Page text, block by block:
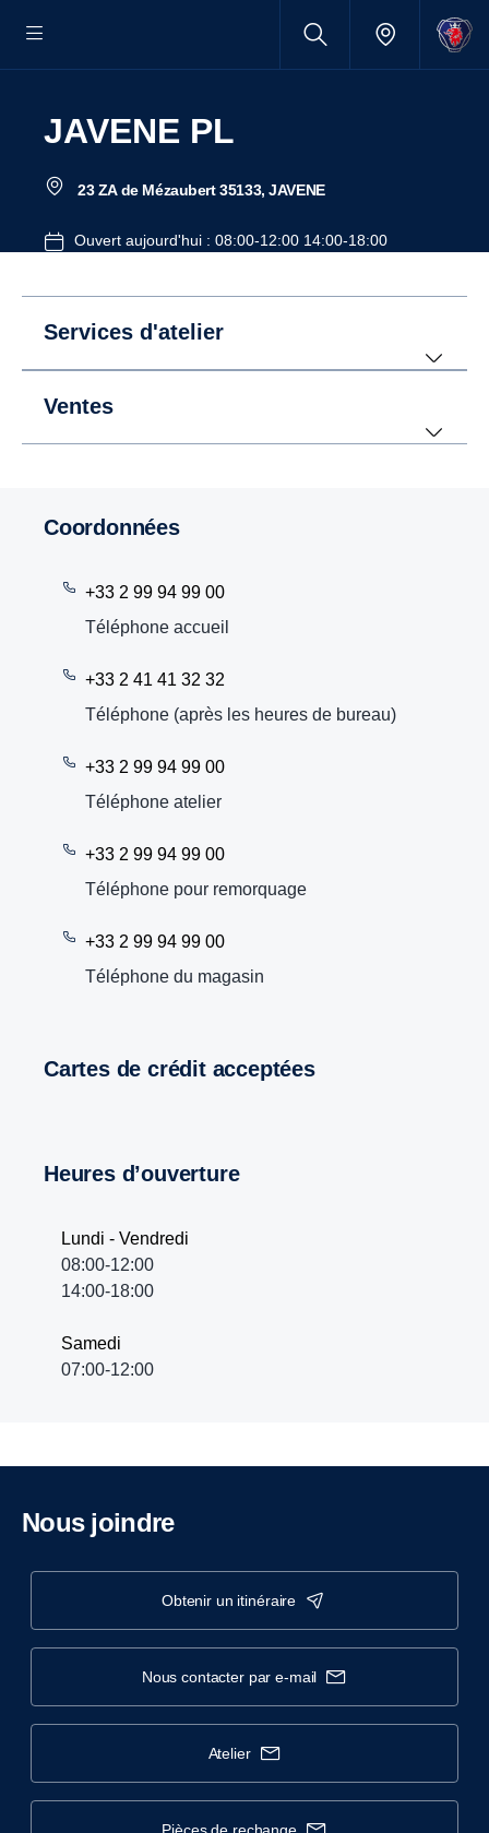
JAVENE PL
23 ZA de Mézaubert 35133, JAVENE
Ouvert aujourd'hui : 08:00-12:00 14:00-18:00
Services d'atelier
Ventes
Coordonnées
+33 2 99 94 99 00
Téléphone accueil
+33 2 41 41 32 32
Téléphone (après les heures de bureau)
+33 2 99 94 99 00
Téléphone atelier
+33 2 99 94 99 00
Téléphone pour remorquage
+33 2 99 94 99 00
Téléphone du magasin
Cartes de crédit acceptées
Heures d’ouverture
Lundi - Vendredi
08:00-12:00
14:00-18:00
Samedi
07:00-12:00
Nous joindre
obtenir un itinéraire
nous contacter par e-mail
atelier